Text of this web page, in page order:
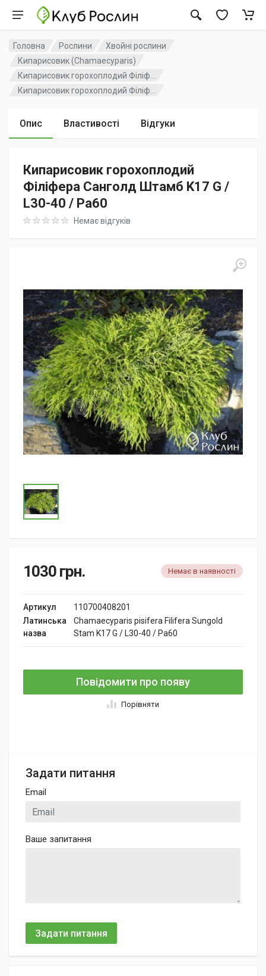
Головна Рослини
Хвойні рослини
Кипарисовик (Chamaecyparis)
Кипарисовик горохоплодий Філіф...
Кипарисовик горохоплодий Філіф...
Опис Властивості Відгуки
Кипарисовик горохоплодий
Філіфера Санголд Штамб K17 G /
L30-40 / Pa60
Rating: 0 out of 5Немає відгуків
1030 грн. Немає в наявності
Артикул
110700408201
Латинська
назва
Chamaecyparis pisifera Filifera Sungold
Stam K17 G / L30-40 / Pa60
Повідомити про появу
Порівняти
Задати питання
Email
Ваше запитання
Задати питання